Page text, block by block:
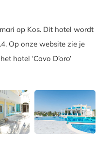
op Kos. Dit hotel wordt
Op onze website zie je
hotel ‘Cavo D’oro’